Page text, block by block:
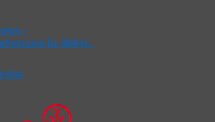
–
Dr. Will-H…